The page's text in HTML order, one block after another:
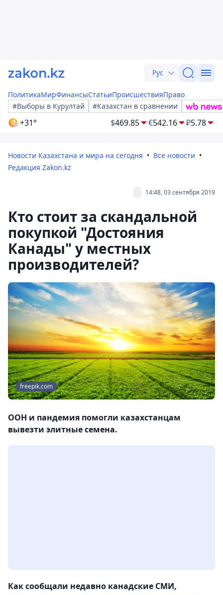
Рус
ПолитикаМирФинансыСтатьиПроисшествияПраво
#Выборы в Курултай
#Казахстан в сравнении
+31° $469.85 €542.16 ₽5.78
Новости Казахстана и мира на сегодня
Все новости
Редакция Zakon.kz
14:48, 03 сентября 2019
Кто стоит за скандальной
покупкой "Достояния
Канады" у местных
производителей?
freepik.com
ООН и пандемия помогли казахстанцам
вывезти элитные семена.
Как сообщали недавно канадские СМИ,